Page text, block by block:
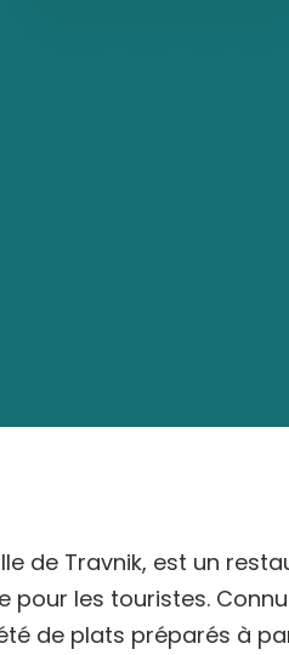
de Travnik, est un
les touristes.
de plats préparés à